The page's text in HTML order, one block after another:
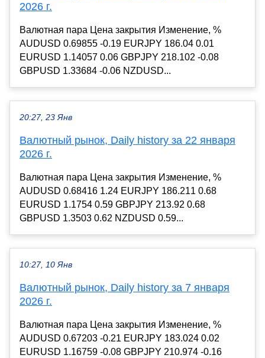
2026 г.
Валютная пара Цена закрытия Изменение, %
AUDUSD 0.69855 -0.19 EURJPY 186.04 0.01
EURUSD 1.14057 0.06 GBPJPY 218.102 -0.08
GBPUSD 1.33684 -0.06 NZDUSD...
20:27, 23 Янв
Валютный рынок, Daily history за 22 января
2026 г.
Валютная пара Цена закрытия Изменение, %
AUDUSD 0.68416 1.24 EURJPY 186.211 0.68
EURUSD 1.1754 0.59 GBPJPY 213.92 0.68
GBPUSD 1.3503 0.62 NZDUSD 0.59...
10:27, 10 Янв
Валютный рынок, Daily history за 7 января
2026 г.
Валютная пара Цена закрытия Изменение, %
AUDUSD 0.67203 -0.21 EURJPY 183.024 0.02
EURUSD 1.16759 -0.08 GBPJPY 210.974 -0.16